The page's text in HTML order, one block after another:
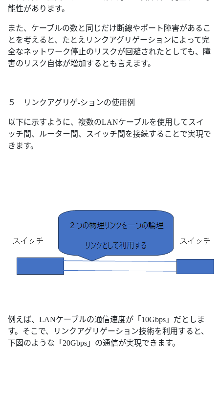
能性があります。
また、ケーブルの数と同じだけ断線やポート障害があるこ
とを考えると、たとえリンクアグリゲーションによって完
全なネットワーク停止のリスクが回避されたとしても、障
害のリスク自体が増加するとも言えます。
５ リンクアグリゲ-ションの使用例
以下に示すように、複数のLANケーブルを使用してスイ
ッチ間、ルーター間、スイッチ間を接続することで実現で
きます。
例えば、LANケーブルの通信速度が「10Gbps」だとしま
す。そこで、リンクアグリゲーション技術を利用すると、
下図のような「20Gbps」の通信が実現できます。